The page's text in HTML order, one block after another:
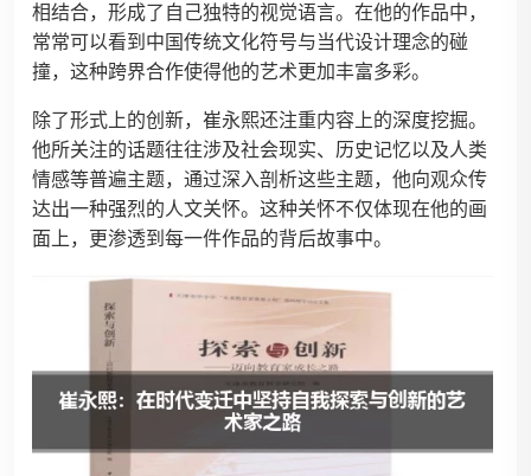
相结合，形成了自己独特的视觉语言。在他的作品中，
常常可以看到中国传统文化符号与当代设计理念的碰
撞，这种跨界合作使得他的艺术更加丰富多彩。
除了形式上的创新，崔永熙还注重内容上的深度挖掘。
他所关注的话题往往涉及社会现实、历史记忆以及人类
情感等普遍主题，通过深入剖析这些主题，他向观众传
达出一种强烈的人文关怀。这种关怀不仅体现在他的画
面上，更渗透到每一件作品的背后故事中。